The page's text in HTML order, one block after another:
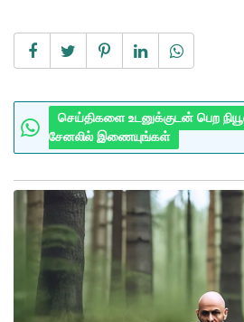
செய்திகளை உடனுக்குடன் பெற
சேனலில் இணையுங்கள்